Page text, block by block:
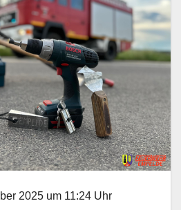
2025 um 11:24 Uhr